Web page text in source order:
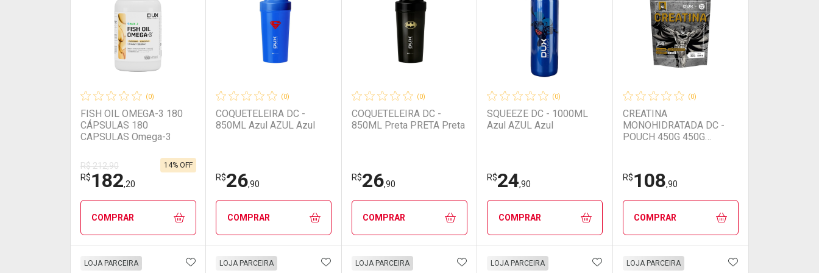
(0)
FISH OIL OMEGA-3 180
CÁPSULAS 180
CAPSULAS Omega-3
R$ 212,90
R$182,20
14% OFF
COMPRAR
FECHAR
FECHAR
(0)
COQUETELEIRA DC -
850ML Azul AZUL Azul
R$26,90
COMPRAR
FECHAR
FECHAR
(0)
COQUETELEIRA DC -
850ML Preta PRETA Preta
R$26,90
COMPRAR
FECHAR
FECHAR
(0)
SQUEEZE DC - 1000ML
Azul AZUL Azul
R$24,90
COMPRAR
FECHAR
FECHAR
(0)
CREATINA
MONOHIDRATADA DC -
POUCH 450G 450G
R$108,90
COMPRAR
LOJA PARCEIRA ADICIONAR AOS FAVORITOS
LOJA PARCEIRA ADICIONAR AOS FAVORITOS
LOJA PARCEIRA ADICIONAR AOS FAVORITOS
LOJA PARCEIRA ADICIONAR AOS FAVORITOS
LOJA PARCEIRA ADICIONAR AOS